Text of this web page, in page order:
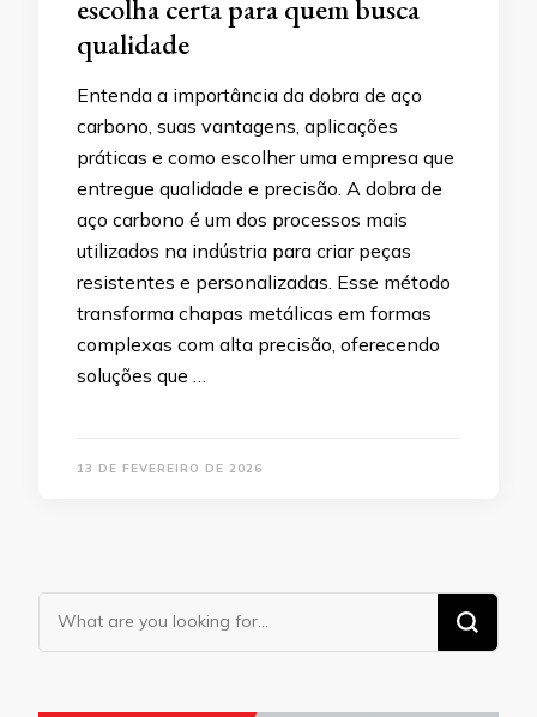
escolha certa para quem busca
qualidade
Entenda a importância da dobra de aço
carbono, suas vantagens, aplicações
práticas e como escolher uma empresa que
entregue qualidade e precisão. A dobra de
aço carbono é um dos processos mais
utilizados na indústria para criar peças
resistentes e personalizadas. Esse método
transforma chapas metálicas em formas
complexas com alta precisão, oferecendo
soluções que …
13 DE FEVEREIRO DE 2026
Looking
for